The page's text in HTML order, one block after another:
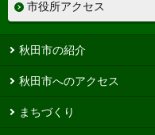
市役所アクセス
秋田市の紹介
秋田市へのアクセス
まちづくり